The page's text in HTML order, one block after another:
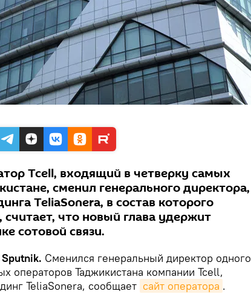
Tcell, входящий в четверку самых
сменил генерального директора,
TeliaSonera, в состав которого
что новый глава удержит
сотовой связи.
Сменился генеральный директор одного
операторов Таджикистана компании Tcell,
TeliaSonera, сообщает сайт оператора .